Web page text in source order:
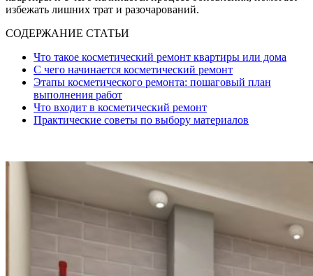
избежать лишних трат и разочарований.
СОДЕРЖАНИЕ СТАТЬИ
Что такое косметический ремонт квартиры или дома
С чего начинается косметический ремонт
Этапы косметического ремонта: пошаговый план
выполнения работ
Что входит в косметический ремонт
Практические советы по выбору материалов